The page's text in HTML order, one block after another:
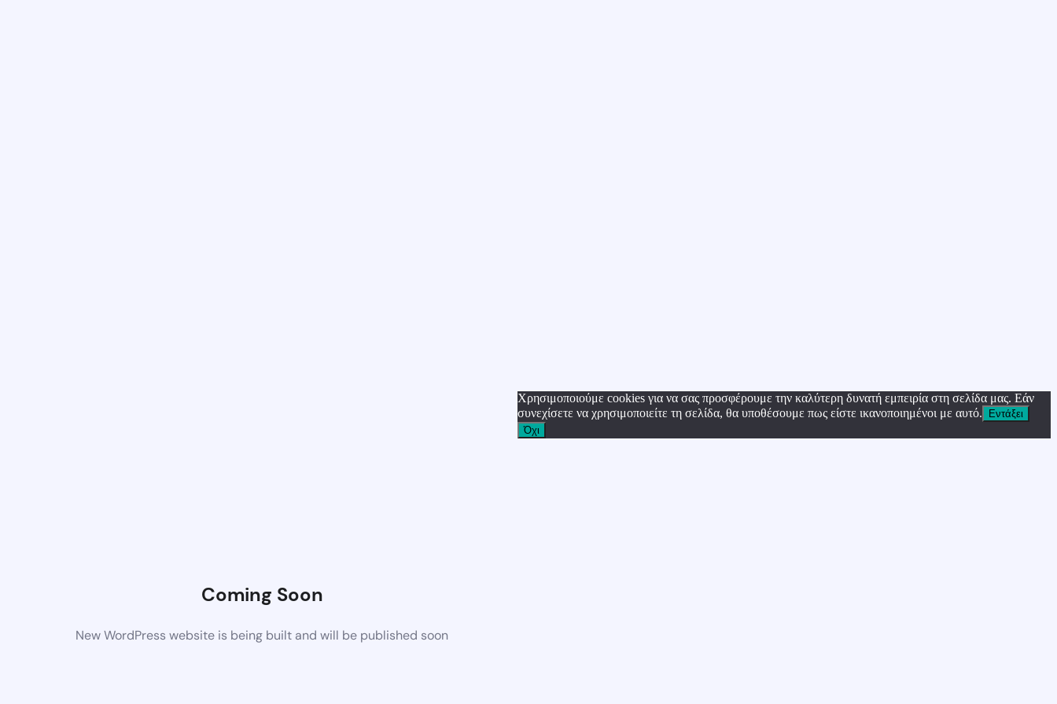
Coming Soon
New WordPress website is being built and will be published soon
Χρησιμοποιούμε cookies για να σας προσφέρουμε την καλύτερη δυνατή εμπειρία στη σελίδα μας. Εάν
συνεχίσετε να χρησιμοποιείτε τη σελίδα, θα υποθέσουμε πως είστε ικανοποιημένοι με αυτό.
Εντάξει
Όχι